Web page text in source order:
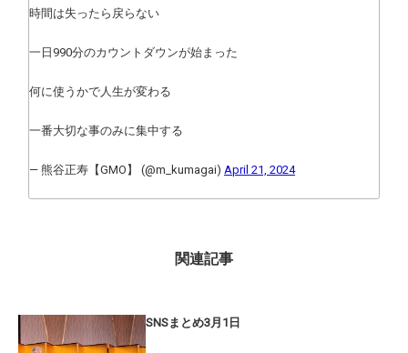
時間は失ったら戻らない
一日990分のカウントダウンが始まった
何に使うかで人生が変わる
一番大切な事のみに集中する
— 熊谷正寿【GMO】 (@m_kumagai) April 21, 2024
関連記事
SNSまとめ3月1日